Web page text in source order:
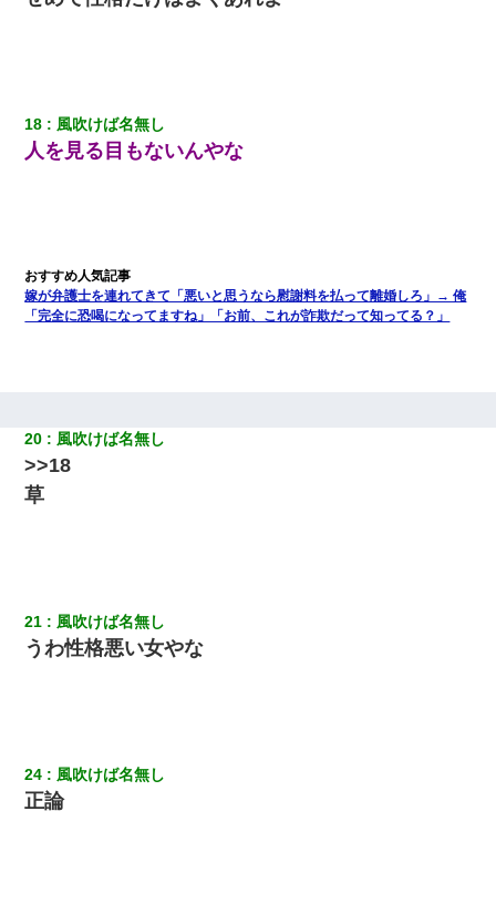
18 風吹けば名無し
人を見る目もないんやな
嫁が弁護士を連れてきて「悪いと思うなら慰謝料を払って離婚しろ」→ 俺
「完全に恐喝になってますね」「お前、これが詐欺だって知ってる？」
20 風吹けば名無し
>>18
草
21 風吹けば名無し
うわ性格悪い女やな
24 風吹けば名無し
正論